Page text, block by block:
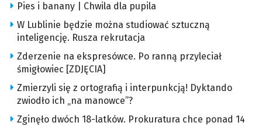
Pies i banany | Chwila dla pupila
W Lublinie będzie można studiować sztuczną
inteligencję. Rusza rekrutacja
Zderzenie na ekspresówce. Po ranną przyleciał
śmigłowiec [ZDJĘCIA]
Zmierzyli się z ortografią i interpunkcją! Dyktando
zwiodło ich „na manowce”?
Zginęło dwóch 18-latków. Prokuratura chce ponad 14